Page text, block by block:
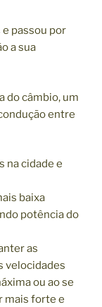
passou por
a sua
do câmbio, um
entre
na cidade e
baixa
potência do
as
velocidades
ou ao se
mais forte e